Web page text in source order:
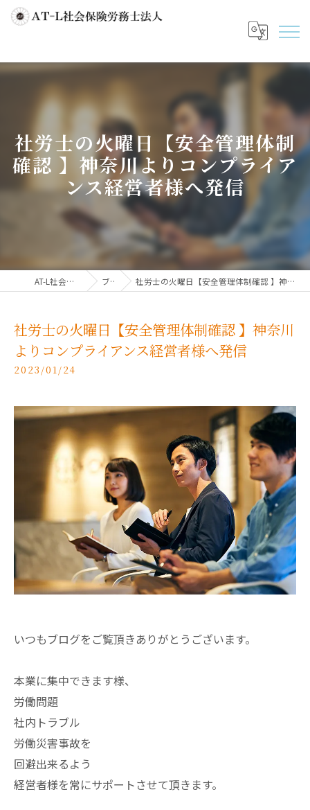
社労士の火曜日【安全管理体制
確認 】神奈川よりコンプライア
ンス経営者様へ発信
AT-L社会保険労務士法人 ブログ 社労士の火曜日【安全管理体制確認 】神奈川よりコンプライアンス経営者様へ発信
社労士の火曜日【安全管理体制確認 】神奈川
よりコンプライアンス経営者様へ発信
2023/01/24
いつもブログをご覧頂きありがとうございます。
本業に集中できます様、
労働問題
社内トラブル
労働災害事故を
回避出来るよう
経営者様を常にサポートさせて頂きます。